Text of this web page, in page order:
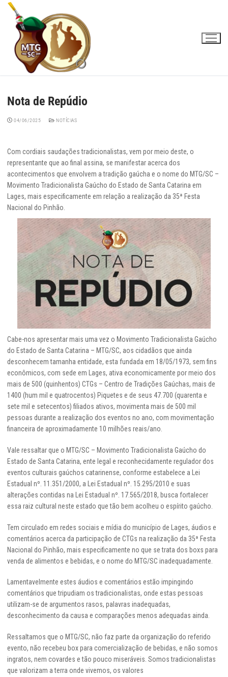
Pular
conteúdo
Nota de Repúdio
04/06/2025 NOTÍCIAS
Com cordiais saudações tradicionalistas, vem por meio deste, o
representante que ao final assina, se manifestar acerca dos
acontecimentos que envolvem a tradição gaúcha e o nome do MTG/SC –
Movimento Tradicionalista Gaúcho do Estado de Santa Catarina em
Lages, mais especificamente em relação a realização da 35ª Festa
Nacional do Pinhão.
Cabe-nos apresentar mais uma vez o Movimento Tradicionalista Gaúcho
do Estado de Santa Catarina – MTG/SC, aos cidadãos que ainda
desconhecem tamanha entidade, esta fundada em 18/05/1973, sem fins
econômicos, com sede em Lages, ativa economicamente por meio dos
mais de 500 (quinhentos) CTGs – Centro de Tradições Gaúchas, mais de
1400 (hum mil e quatrocentos) Piquetes e de seus 47.700 (quarenta e
sete mil e setecentos) filiados ativos, movimenta mais de 500 mil
pessoas durante a realização dos eventos no ano, com movimentação
financeira de aproximadamente 10 milhões reais/ano.
Vale ressaltar que o MTG/SC – Movimento Tradicionalista Gaúcho do
Estado de Santa Catarina, ente legal e reconhecidamente regulador dos
eventos culturais gaúchos catarinense, conforme estabelece a Lei
Estadual nº. 11.351/2000, a Lei Estadual nº. 15.295/2010 e suas
alterações contidas na Lei Estadual nº. 17.565/2018, busca fortalecer
essa raiz cultural neste estado que tão bem acolheu o espírito gaúcho.
Tem circulado em redes sociais e mídia do município de Lages, áudios e
comentários acerca da participação de CTGs na realização da 35ª Festa
Nacional do Pinhão, mais especificamente no que se trata dos boxs para
venda de alimentos e bebidas, e o nome do MTG/SC inadequadamente.
Lamentavelmente estes áudios e comentários estão impingindo
comentários que tripudiam os tradicionalistas, onde estas pessoas
utilizam-se de argumentos rasos, palavras inadequadas,
desconhecimento da causa e comparações menos adequadas ainda.
Ressaltamos que o MTG/SC, não faz parte da organização do referido
evento, não recebeu box para comercialização de bebidas, e não somos
ingratos, nem covardes e tão pouco miseráveis. Somos tradicionalistas
que valorizam a terra onde vivemos, os valores